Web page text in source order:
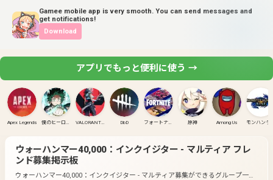
Gamee mobile app is very smooth. You can send messages and
get notifications!
Download
アプリでもっと便利に使う →
Apex Legends 僕のヒーローアカデミア ULTRA RUMBLE VALORANT(PC) DbD フォートナイト 原神 Among Us
ウォーハンマー40,000：インクイジター - マルティア フレ
ンド募集掲示板
ウォーハンマー40,000：インクイジター - マルティア募集ができるグループ一覧